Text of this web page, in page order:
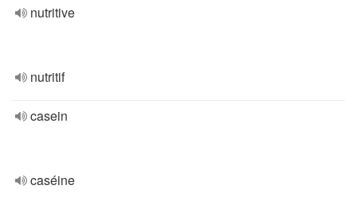
nutritive
nutritif
casein
caséine